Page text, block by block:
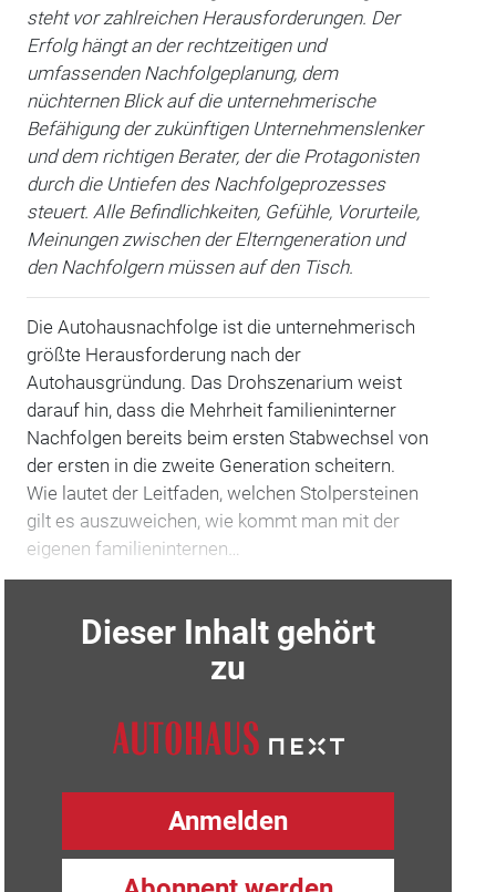
steht vor zahlreichen Herausforderungen. Der
Erfolg hängt an der rechtzeitigen und
umfassenden Nachfolgeplanung, dem
nüchternen Blick auf die unternehmerische
Befähigung der zukünftigen Unternehmenslenker
und dem richtigen Berater, der die Protagonisten
durch die Untiefen des Nachfolgeprozesses
steuert. Alle Befindlichkeiten, Gefühle, Vorurteile,
Meinungen zwischen der Elterngeneration und
den Nachfolgern müssen auf den Tisch.
Die Autohausnachfolge ist die unternehmerisch
größte Herausforderung nach der
Autohausgründung. Das Drohszenarium weist
darauf hin, dass die Mehrheit familieninterner
Nachfolgen bereits beim ersten Stabwechsel von
der ersten in die zweite Generation scheitern.
Wie lautet der Leitfaden, welchen Stolpersteinen
gilt es auszuweichen, wie kommt man mit der
eigenen familieninternen…
Dieser Inhalt gehört
zu
Anmelden